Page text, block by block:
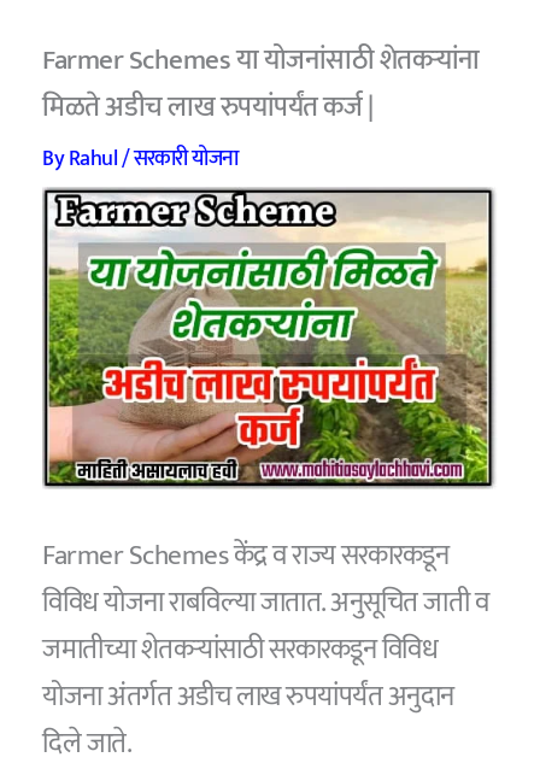
Farmer Schemes या योजनांसाठी शेतकऱ्यांना
मिळते अडीच लाख रुपयांपर्यंत कर्ज |
ByRahul/सरकारी योजना
Farmer Schemes केंद्र व राज्य सरकारकडून
विविध योजना राबविल्या जातात. अनुसूचित जाती व
जमातीच्या शेतकऱ्यांसाठी सरकारकडून विविध
योजना अंतर्गत अडीच लाख रुपयांपर्यंत अनुदान
दिले जाते.